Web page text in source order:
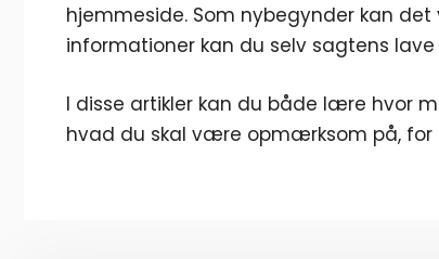
hjemmeside. Som nybegynder kan
informationer kan du selv sagtens
I disse artikler kan du både lære hvor
hvad du skal være opmærksom på,